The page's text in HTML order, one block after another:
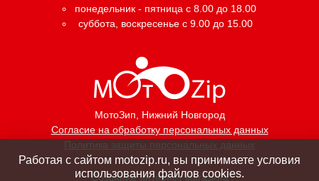
МотоЗип, Нижний Новгород
Согласие на обработку персональных данных
Политика защиты персональных данных
понедельник - пятница с 8.00 до 18.00
суббота, воскресенье с 9.00 до 15.00
Создание интернет магазина
Работая с сайтом motozip.ru, вы принимаете условия
использования файлов cookies.